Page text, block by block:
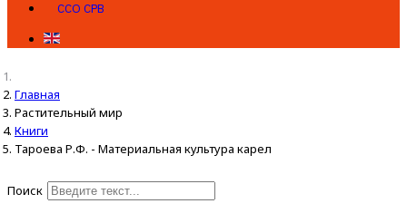
ССО СРВ
Главная
Растительный мир
Книги
Тароева Р.Ф. - Материальная культура карел
Поиск